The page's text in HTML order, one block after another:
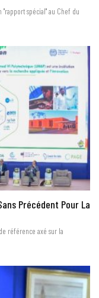
"rapport spécial" au Chef du
Précédent Pour La
référence axé sur la